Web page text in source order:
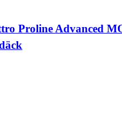
Proline Advanced